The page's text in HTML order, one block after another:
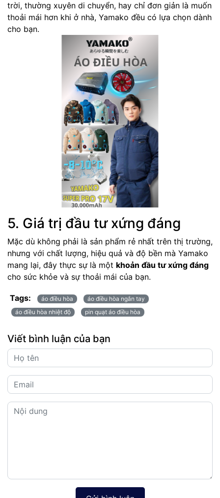
trời, thường xuyên di chuyển, hay chỉ đơn giản là muốn
thoải mái hơn khi ở nhà, Yamako đều có lựa chọn dành
cho bạn.
5. Giá trị đầu tư xứng đáng
Mặc dù không phải là sản phẩm rẻ nhất trên thị trường,
nhưng với chất lượng, hiệu quả và độ bền mà Yamako
mang lại, đây thực sự là một khoản đầu tư xứng đáng
cho sức khỏe và sự thoải mái của bạn.
Tags: áo điều hòa
áo điều hòa ngắn tay
áo điều hòa nhiệt độ
pin quạt áo điều hòa
Viết bình luận của bạn